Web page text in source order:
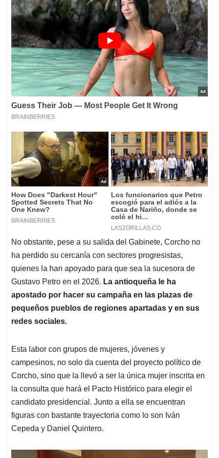
No obstante, pese a su salida del Gabinete, Corcho no
ha perdido su cercanía con sectores progresistas,
quienes la han apoyado para que sea la sucesora de
Gustavo Petro en el 2026. La antioqueña le ha
apostado por hacer su campaña en las plazas de
pequeños pueblos de regiones apartadas y en sus
redes sociales.
Esta labor con grupos de mujeres, jóvenes y
campesinos, no solo da cuenta del proyecto político de
Corcho, sino que la llevó a ser la única mujer inscrita en
la consulta que hará el Pacto Histórico para elegir el
candidato presidencial. Junto a ella se encuentran
figuras con bastante trayectoria como lo son Iván
Cepeda y Daniel Quintero.